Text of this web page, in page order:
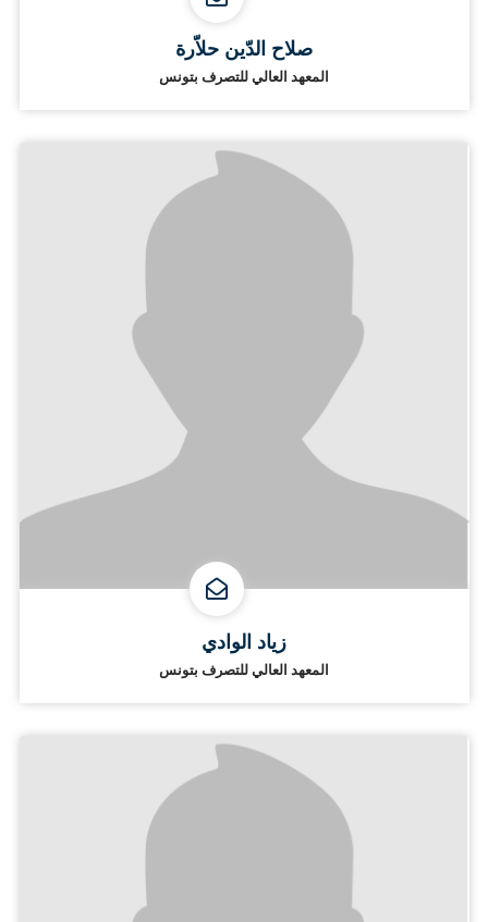
صلاح الدّين حلاّرة
المعهد العالي للتصرف بتونس
زياد الوادي
المعهد العالي للتصرف بتونس